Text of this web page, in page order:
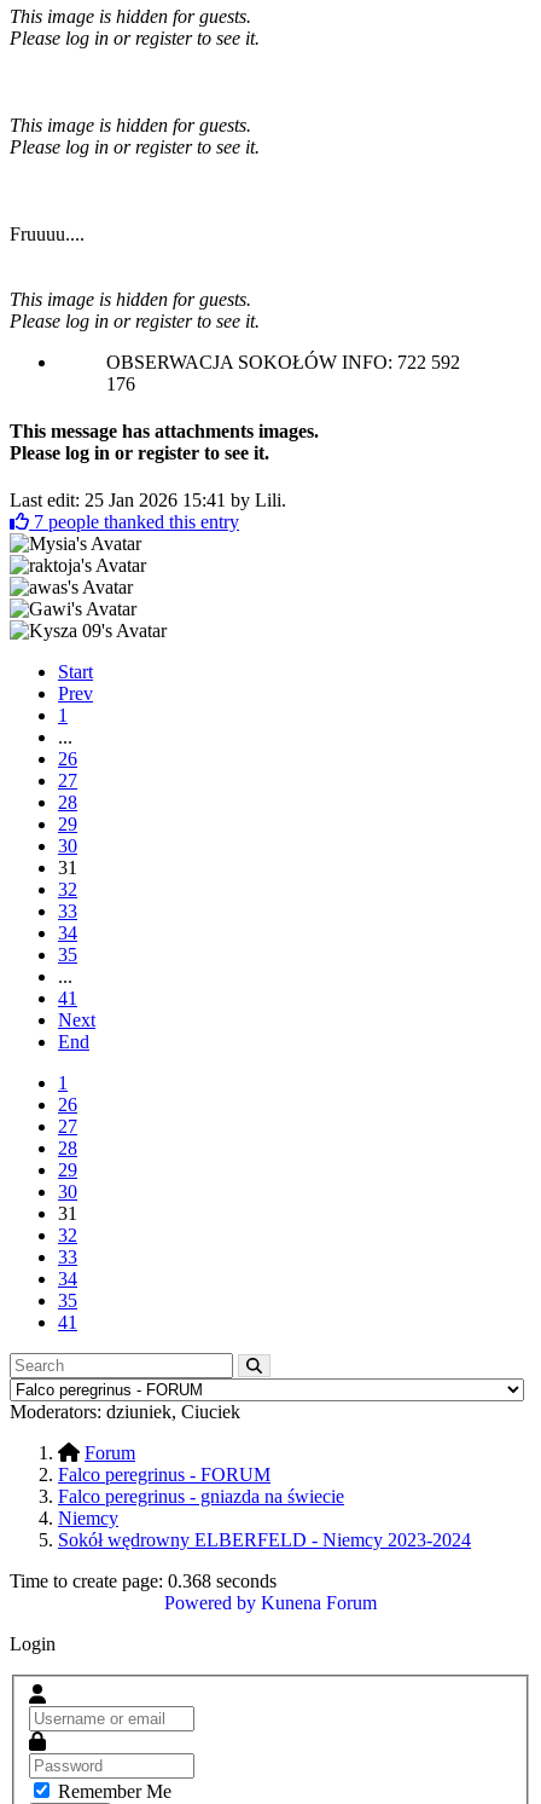
This image is hidden for guests.
Please log in or register to see it.
This image is hidden for guests.
Please log in or register to see it.
Fruuuu....
This image is hidden for guests.
Please log in or register to see it.
OBSERWACJA SOKOŁÓW INFO: 722 592
176
This message has attachments images.
Please log in or register to see it.
Last edit: 25 Jan 2026 15:41 by Lili.
7 people thanked this entry
Start
Prev
1
...
26
27
28
29
30
31
32
33
34
35
...
41
Next
End
1
26
27
28
29
30
31
32
33
34
35
41
Moderators: dziuniek, Ciuciek
Forum
Falco peregrinus - FORUM
Falco peregrinus - gniazda na świecie
Niemcy
Sokół wędrowny ELBERFELD - Niemcy 2023-2024
Time to create page: 0.368 seconds
Powered by Kunena Forum
Login
Remember Me